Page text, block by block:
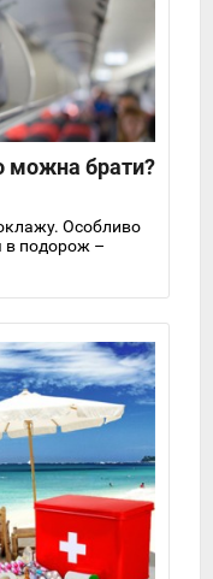
можна брати?
Особливо
в подорож –